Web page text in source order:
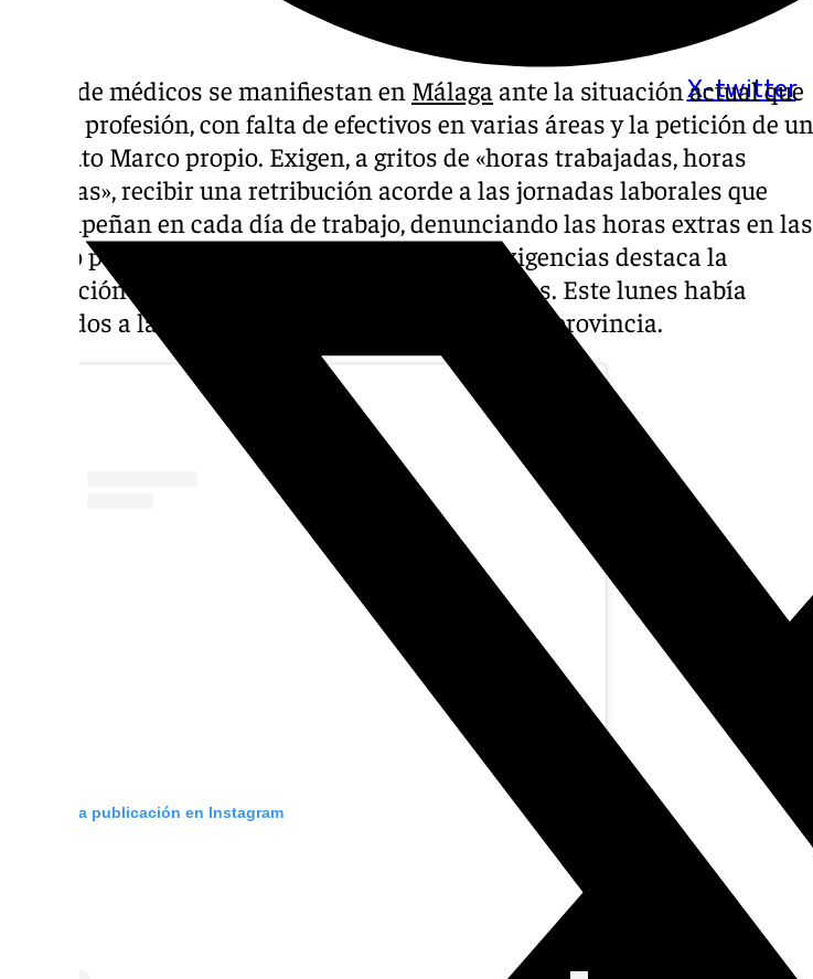
X-twitter
Miles de médicos se manifiestan en Málaga ante la situación actual que
vive la profesión, con falta de efectivos en varias áreas y la petición de un
Estatuto Marco propio. Exigen, a gritos de «horas trabajadas, horas
pagadas», recibir una retribución acorde a las jornadas laborales que
desempeñan en cada día de trabajo, denunciando las horas extras en las
que no perciben ninguna cuantía. Entre las exigencias destaca la
regulación de la jornada laboral a 35 horas reales. Este lunes había
llamados a la huelga más de 5.700 médicos de la provincia.
Ver esta publicación en Instagram